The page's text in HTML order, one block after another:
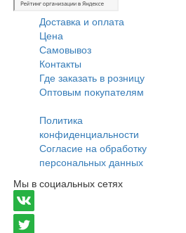
Доставка и оплата
Цена
Самовывоз
Контакты
Где заказать в розницу
Оптовым покупателям
Политика
конфиденциальности
Согласие на обработку
персональных данных
Мы в социальных сетях